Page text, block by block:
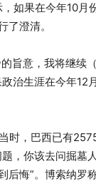
如果在今年10月
澄清。
旨意，我将继续
治生涯在今年12
时，巴西已有
，你该去问掘墓
后悔”。博索纳罗